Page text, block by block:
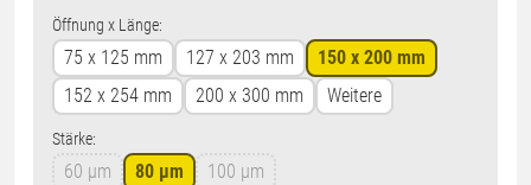
Öffnung x Länge:
75 x 125 mm 127 x 203 mm
150 x 200 mm
152 x 254 mm
200 x 300 mm Weitere
Stärke:
60 µm 80 µm 100 µm